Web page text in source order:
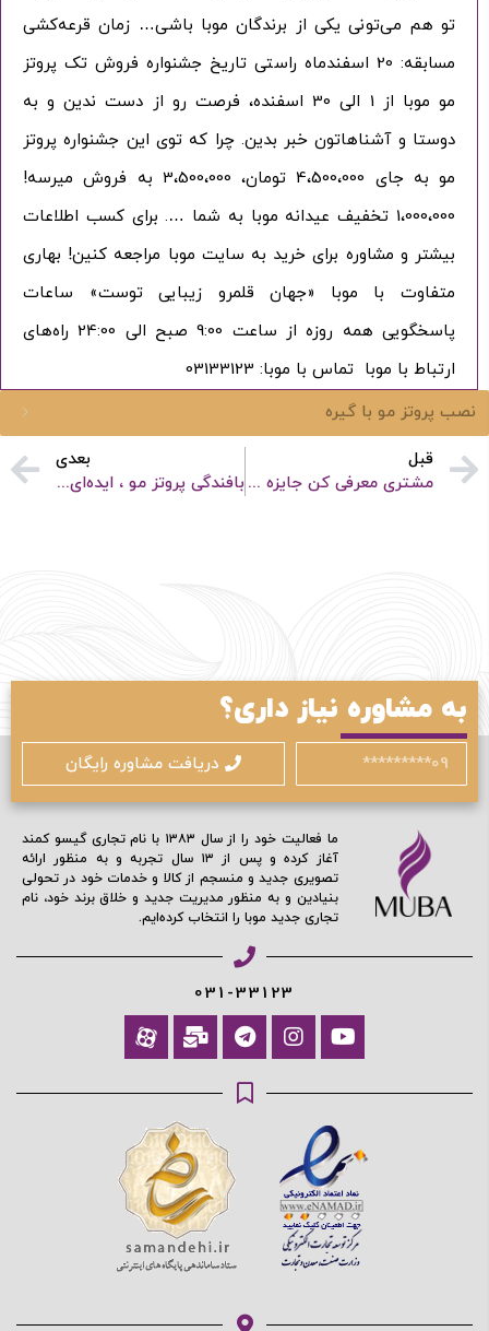
تو هم می‌تونی یکی از برندگان موبا باشی… زمان قرعه‌کشی
مسابقه: 20 اسفندماه راستی تاریخ جشنواره فروش تک پروتز
مو موبا از 1 الی 30 اسفنده، فرصت رو از دست ندین و به
دوستا و آشناهاتون خبر بدین. چرا که توی این جشنواره پروتز
مو به جای 4،500،000 تومان، 3،500،000 به فروش میرسه!
1،000،000 تخفیف عیدانه موبا به شما …. برای کسب اطلاعات
بیشتر و مشاوره برای خرید به سایت موبا مراجعه کنین! بهاری
متفاوت با موبا «جهان قلمرو زیبایی توست» ساعات
پاسخگویی همه روزه از ساعت 9:00 صبح الی 24:00 راه‌های
ارتباط با موبا ️ تماس با موبا: 03133123
نصب پروتز مو با گیره
قبل
مشتری معرفی کن جایزه بگیر
بعدی
بافندگی پروتز مو ، ایده‌ای نو در کسب درآمد خانگی با بیش از 2 میلیون تومان درآمد
به مشاوره نیاز داری؟
دریافت مشاوره رایگان
ما فعالیت خود را از سال ۱۳۸۳ با نام تجاری گیسو کمند
آغاز کرده و پس از ۱۳ سال تجربه و به منظور ارائه
تصویری جدید و منسجم از کالا و خدمات خود در تحولی
بنیادین و به منظور مدیریت جدید و خلاق برند خود، نام
تجاری جدید موبا را انتخاب کرده‌ایم.
031-33123
ورود / ثبت نام
با شماره موبایل
مرا به خاطر بسپار
ادامه دهید
آیا هنوز عضو نشده اید؟ اکنون ثبت نام کنید
محافظت شده توسط